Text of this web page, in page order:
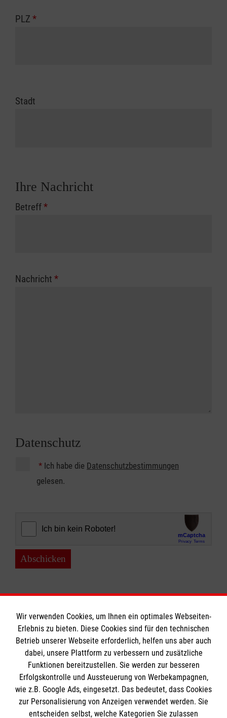
PLZ *
Stadt
Ihre Nachricht
Betreff*
Nachricht *
Datenschutz
* Ich habe die Datenschutzbestimmungen
gelesen.
Abschicken
Informationen
Impressum
Datenschutz
Barrierefreiheit
Die Malteser
Wir verwenden Cookies, um Ihnen ein optimales Webseiten-
Erlebnis zu bieten. Diese Cookies sind für den technischen
Betrieb unserer Webseite erforderlich, helfen uns aber auch
dabei, unsere Plattform zu verbessern und zusätzliche
Funktionen bereitzustellen. Sie werden zur besseren
Erfolgskontrolle und Aussteuerung von Werbekampagnen,
wie z.B. Google Ads, eingesetzt. Das bedeutet, dass Cookies
zur Personalisierung von Anzeigen verwendet werden. Sie
entscheiden selbst, welche Kategorien Sie zulassen